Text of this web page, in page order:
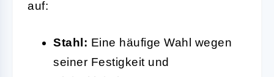
auf:
Stahl: Eine häufige Wahl wegen
seiner Festigkeit und